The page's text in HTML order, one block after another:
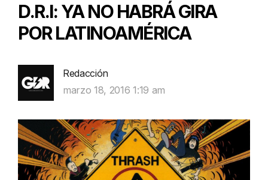
D.R.I: YA NO HABRÁ GIRA
POR LATINOAMÉRICA
Redacción
marzo 18, 2016 1:19 am